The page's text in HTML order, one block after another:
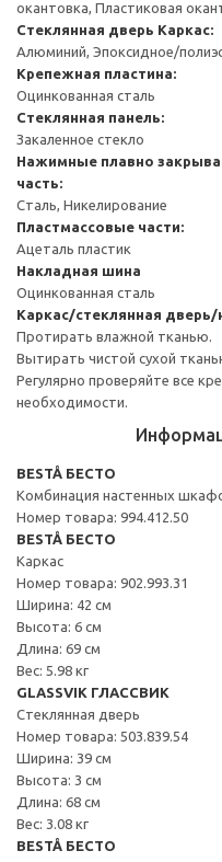
окантовка, Пластиковая
Стеклянная дверь Каркас:
Алюминий, Эпоксидное/
Крепежная пластина:
Оцинкованная сталь
Стеклянная панель:
Закаленное стекло
Нажимные плавно
часть:
Сталь, Никелирование
Пластмассовые части:
Ацеталь пластик
Накладная шина
Оцинкованная сталь
Каркас/стеклянная
Протирать влажной тканью.
Вытирать чистой сухой
Регулярно проверяйте все
необходимости.
BESTÅ БЕСТО
Комбинация настенных
Номер товара: 994.412.50
BESTÅ БЕСТО
Каркас
Номер товара: 902.993.31
Ширина: 42 см
Высота: 6 см
Длина: 69 см
Вес: 5.98 кг
GLASSVIK ГЛАССВИК
Стеклянная дверь
Номер товара: 503.839.54
Ширина: 39 см
Высота: 3 см
Длина: 68 см
Вес: 3.08 кг
BESTÅ БЕСТО